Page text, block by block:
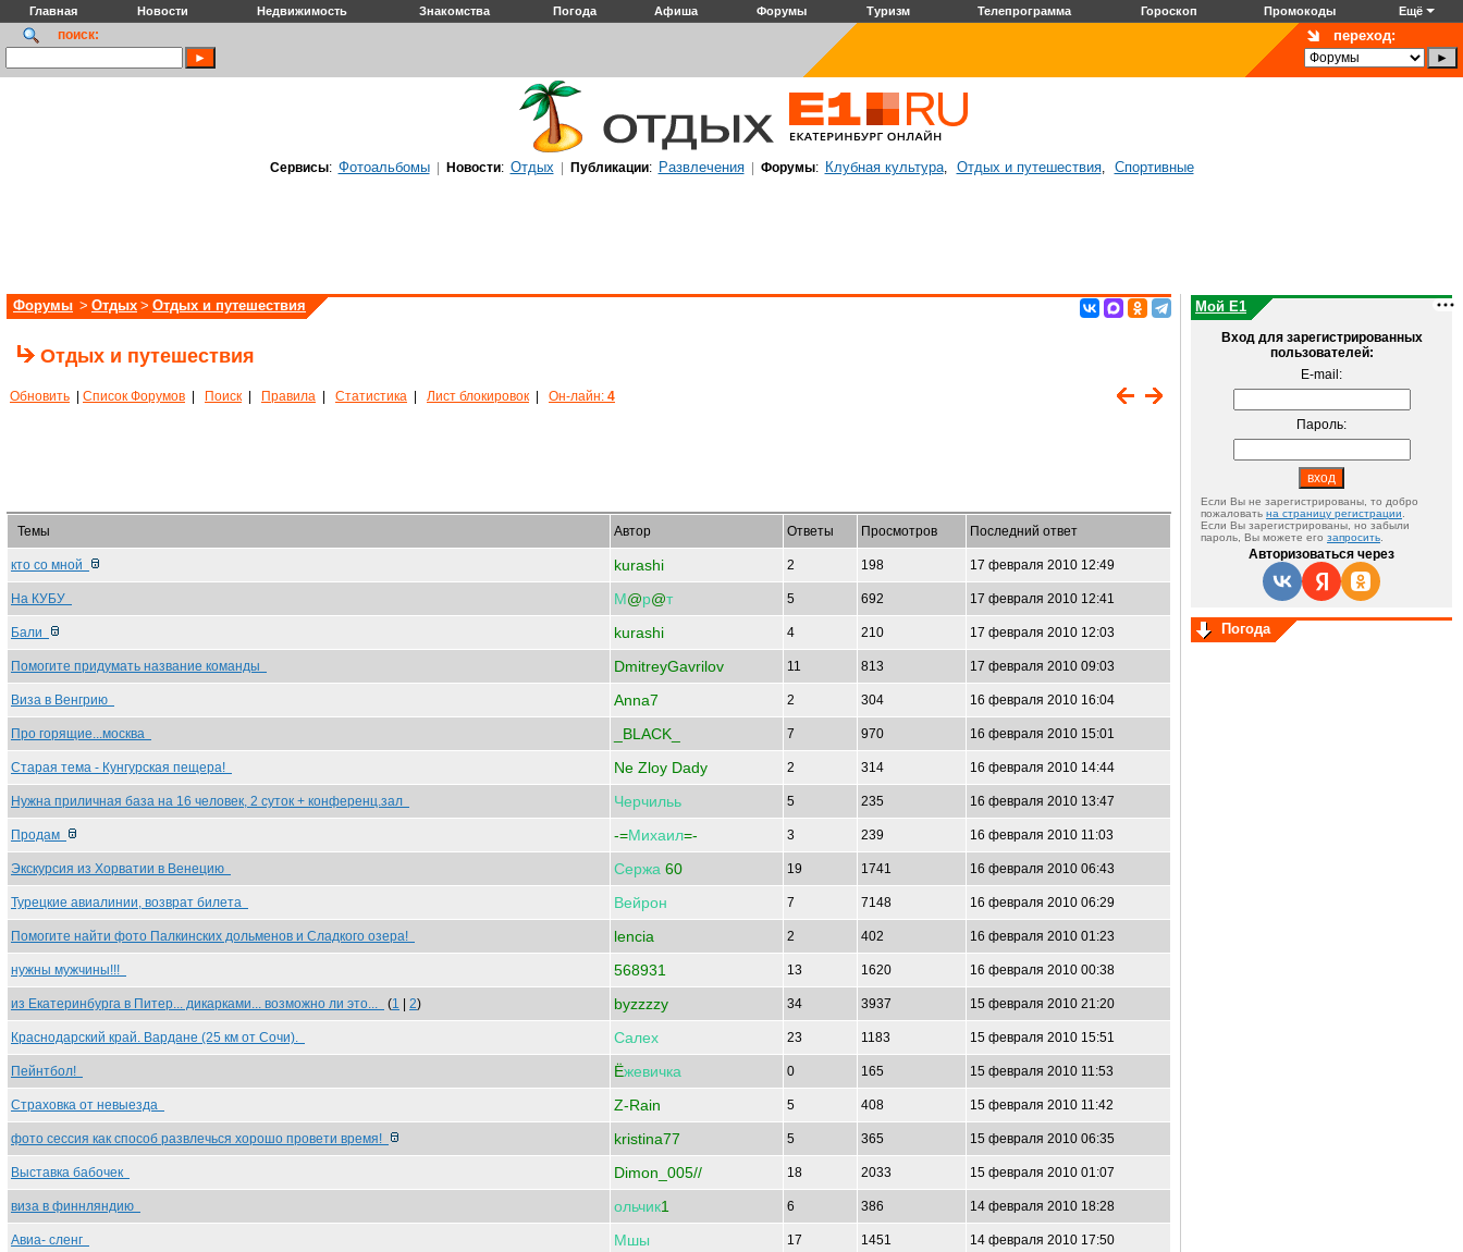
Главная Новости Недвижимость Знакомства Погода Афиша Форумы Туризм Телепрограмма Гороскоп Промокоды Ещё
поиск: переход:
Сервисы: Фотоальбомы| Новости: Отдых| Публикации: Развлечения| Форумы: Клубная культура, Отдых и путешествия, Спортивные
Форумы > Отдых > Отдых и путешествия
Отдых и путешествия
Обновить Список Форумов Поиск Правила Статистика Лист блокировок Он-лайн: 4
Темы Автор Ответы Просмотров Последний ответ
кто со мной kurashi 2 198 17 февраля 2010 12:49
На КУБУ М@р@т 5 692 17 февраля 2010 12:41
Бали kurashi 4 210 17 февраля 2010 12:03
Помогите придумать название команды DmitreyGavrilov 11 813 17 февраля 2010 09:03
Виза в Венгрию Anna7 2 304 16 февраля 2010 16:04
Про горящие...москва _BLACK_ 7 970 16 февраля 2010 15:01
Старая тема - Кунгурская пещера! Ne Zloy Dady 2 314 16 февраля 2010 14:44
Нужна приличная база на 16 человек, 2 суток + конференц.зал Черчильь 5 235 16 февраля 2010 13:47
Продам -=Михаил=- 3 239 16 февраля 2010 11:03
Экскурсия из Хорватии в Венецию Сержа 60 19 1741 16 февраля 2010 06:43
Турецкие авиалинии, возврат билета Вейрон 7 7148 16 февраля 2010 06:29
Помогите найти фото Палкинских дольменов и Сладкого озера! lencia 2 402 16 февраля 2010 01:23
нужны мужчины!!! 568931 13 1620 16 февраля 2010 00:38
из Екатеринбурга в Питер... дикарками... возможно ли это... (1 2) byzzzzy 34 3937 15 февраля 2010 21:20
Краснодарский край. Вардане (25 км от Сочи). Салех 23 1183 15 февраля 2010 15:51
Пейнтбол! Ёжевичка 0 165 15 февраля 2010 11:53
Страховка от невыезда Z-Rain 5 408 15 февраля 2010 11:42
фото сессия как способ развлечься хорошо провети время! kristina77 5 365 15 февраля 2010 06:35
Выставка бабочек Dimon_005// 18 2033 15 февраля 2010 01:07
виза в финнляндию ольчик1 6 386 14 февраля 2010 18:28
Авиа- сленг Мшы 17 1451 14 февраля 2010 17:50
Мой E1
Вход для зарегистрированных
пользователей:
E-mail:
Пароль:
Если Вы не зарегистрированы, то добро
пожаловать на страницу регистрации
Если Вы зарегистрированы, но забыли
пароль, Вы можете его запросить
Авторизоваться через
Погода